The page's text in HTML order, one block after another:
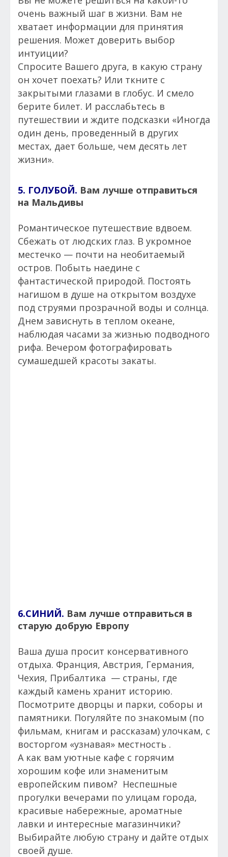
очень важный шаг в жизни. Вам не
хватает информации для принятия
решения. Может доверить выбор
интуиции?
Спросите Вашего друга, в какую страну
он хочет поехать? Или ткните с
закрытыми глазами в глобус. И смело
берите билет. И расслабьтесь в
путешествии и ждите подсказки «Иногда
один день, проведенный в других
местах, дает больше, чем десять лет
жизни».
5. ГОЛУБОЙ. Вам лучше отправиться
на Мальдивы
Романтическое путешествие вдвоем.
Сбежать от людских глаз. В укромное
местечко — почти на необитаемый
остров. Побыть наедине с
фантастической природой. Постоять
нагишом в душе на открытом воздухе
под струями прозрачной воды и солнца.
Днем зависнуть в теплом океане,
наблюдая часами за жизнью подводного
рифа. Вечером фотографировать
сумашедшей красоты закаты.
6.СИНИЙ. Вам лучше отправиться в
старую добрую Европу
Ваша душа просит консервативного
отдыха. Франция, Австрия, Германия,
Чехия, Прибалтика — страны, где
каждый камень хранит историю.
Посмотрите дворцы и парки, соборы и
памятники. Погуляйте по знакомым (по
фильмам, книгам и рассказам) улочкам, с
восторгом «узнавая» местность .
А как вам уютные кафе с горячим
хорошим кофе или знаменитым
европейским пивом? Неспешные
прогулки вечерами по улицам города,
красивые набережные, ароматные
лавки и интересные магазинчики?
Выбирайте любую страну и дайте отдых
своей душе.